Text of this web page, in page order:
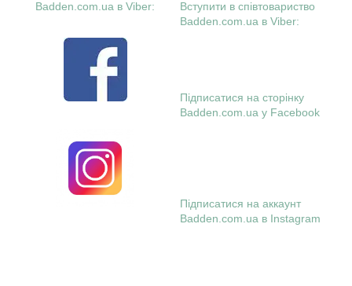
Вступити в співтовариство
Badden.com.ua в Viber:
Підписатися на сторінку
Badden.com.ua у Facebook
Підписатися на аккаунт
Badden.com.ua в Instagram